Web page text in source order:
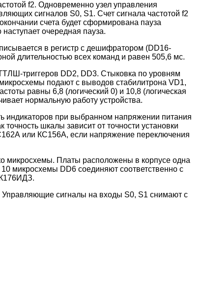
f2. Одновременно узел управления
сигналов S0, S1. Счет сигнала частотой f2
счета будет сформирована пауза
очередная пауза.
в регистр с дешифратором (DD16-
длительностью всех команд и равен 505,6 мс.
триггеров DD2, DD3. Стыковка по уровням
подают с выводов стабилитрона VD1,
равны 6,8 (логический 0) и 10,8 (логическая
нормальную работу устройства.
индикаторов при выбранном напряжении питания
шкалы зависит от точности установки
или КС156А, если напряжение переключения
микросхемы. Платы расположены в корпусе одна
микросхемы DD6 соединяют соответственно с
Управляющие сигналы на входы S0, S1 снимают с